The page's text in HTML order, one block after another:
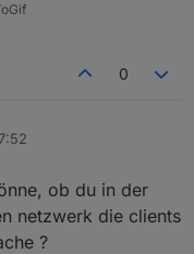
0
ob du in der
netzwerk die clients
?